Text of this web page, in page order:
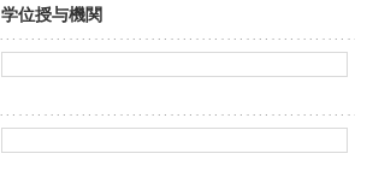
学位授与機関